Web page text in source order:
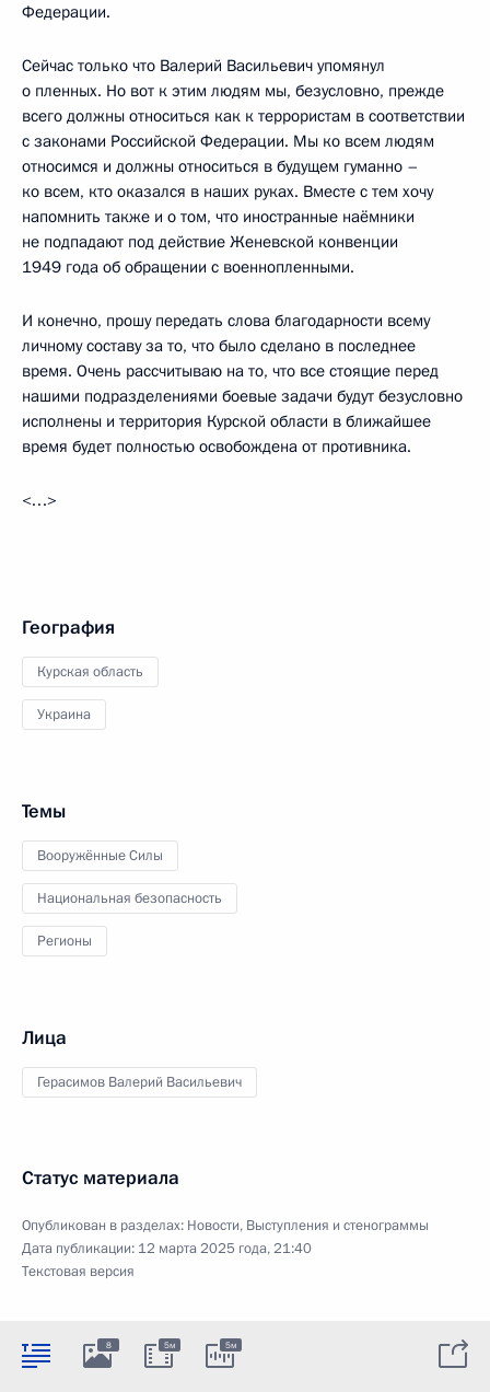
Федерации.
Сейчас только что Валерий Васильевич упомянул
о пленных. Но вот к этим людям мы, безусловно, прежде
всего должны относиться как к террористам в соответствии
с законами Российской Федерации. Мы ко всем людям
относимся и должны относиться в будущем гуманно –
ко всем, кто оказался в наших руках. Вместе с тем хочу
напомнить также и о том, что иностранные наёмники
не подпадают под действие Женевской конвенции
1949 года об обращении с военнопленными.
И конечно, прошу передать слова благодарности всему
личному составу за то, что было сделано в последнее
время. Очень рассчитываю на то, что все стоящие перед
нашими подразделениями боевые задачи будут безусловно
исполнены и территория Курской области в ближайшее
время будет полностью освобождена от противника.
<…>
География
Курская область
Украина
Темы
Вооружённые Силы
Национальная безопасность
Регионы
Лица
Герасимов Валерий Васильевич
Статус материала
Опубликован в разделах: Новости, Выступления и стенограммы
Дата публикации: 12 марта 2025 года, 21:40
Текстовая версия
8 5м 5м